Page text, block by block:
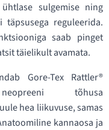
sulgemise ning
reguleerida.
saab pinget
täielikult avamata.
Gore-Tex Rattler®
tõhusa
hea liikuvuse, samas
kannaosa ja